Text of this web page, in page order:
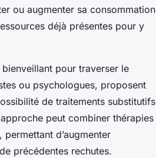
ou augmenter sa consommation
déjà présentes pour y
pour traverser le
ou psychologues, proposent
de traitements substitutifs
peut combiner thérapies
d’augmenter
précédentes rechutes.